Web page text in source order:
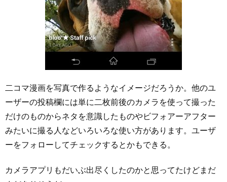
二コマ漫画を写真で作るようなイメージだろうか。他のユ
ーザーの投稿欄には単に二枚前後のカメラを使って撮った
だけのものからネタを意識したものやビフォアーアフター
みたいに撮る人などいろいろな使い方があります。ユーザ
ーをフォローしてチェックするとかもできる。
カメラアプリもだいぶ出尽くしたのかと思ってたけどまだ